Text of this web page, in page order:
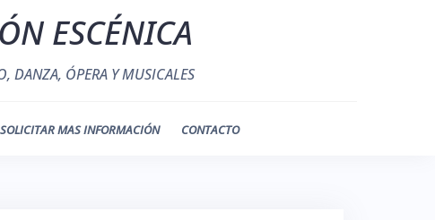
ESCÉNICA
DANZA, ÓPERA Y MUSICALES
SOLICITAR MAS INFORMACIÓN CONTACTO